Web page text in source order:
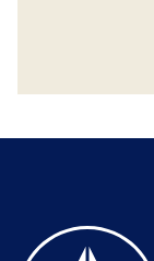
Til forsiden